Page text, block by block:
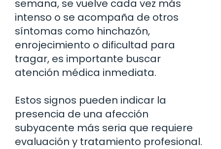
semana, se vuelve cada vez más
intenso o se acompaña de otros
síntomas como hinchazón,
enrojecimiento o dificultad para
tragar, es importante buscar
atención médica inmediata.
Estos signos pueden indicar la
presencia de una afección
subyacente más seria que requiere
evaluación y tratamiento profesional.